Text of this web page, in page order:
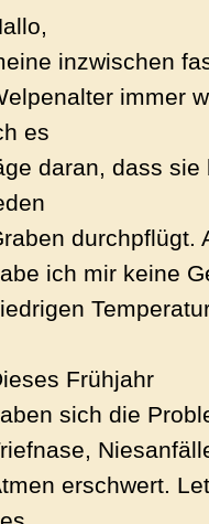
inzwischen
immer
es
daran, dass
durchpflügt.
ich mir keine
Frühjahr
sich die
erschwert.